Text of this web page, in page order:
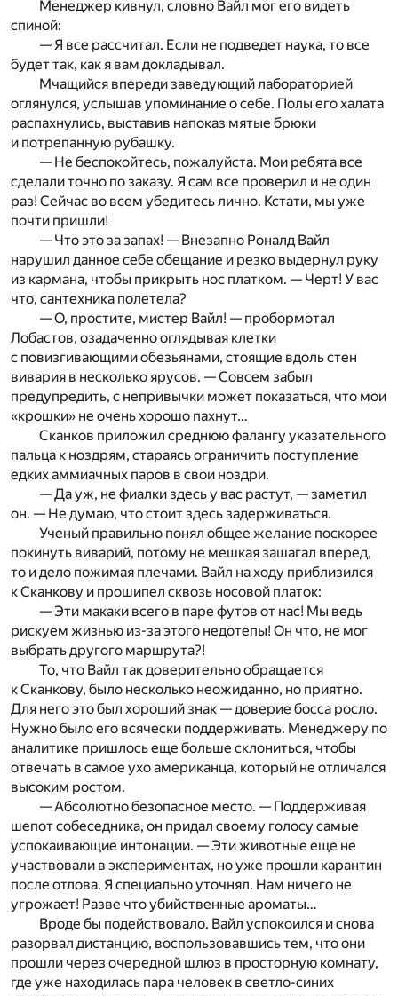
Менеджер кивнул, словно Вайл мог его видеть
спиной:
— Я все рассчитал. Если не подведет наука, то все
будет так, как я вам докладывал.
Мчащийся впереди заведующий лабораторией
оглянулся, услышав упоминание о себе. Полы его халата
распахнулись, выставив напоказ мятые брюки
и потрепанную рубашку.
— Не беспокойтесь, пожалуйста. Мои ребята все
сделали точно по заказу. Я сам все проверил и не один
раз! Сейчас во всем убедитесь лично. Кстати, мы уже
почти пришли!
— Что это за запах! — Внезапно Роналд Вайл
нарушил данное себе обещание и резко выдернул руку
из кармана, чтобы прикрыть нос платком. — Черт! У вас
что, сантехника полетела?
— О, простите, мистер Вайл! — пробормотал
Лобастов, озадаченно оглядывая клетки
с повизгивающими обезьянами, стоящие вдоль стен
вивария в несколько ярусов. — Совсем забыл
предупредить, с непривычки может показаться, что мои
«крошки» не очень хорошо пахнут…
Сканков приложил среднюю фалангу указательного
пальца к ноздрям, стараясь ограничить поступление
едких аммиачных паров в свои ноздри.
— Да уж, не фиалки здесь у вас растут, — заметил
он. — Не думаю, что стоит здесь задерживаться.
Ученый правильно понял общее желание поскорее
покинуть виварий, потому не мешкая зашагал вперед,
то и дело пожимая плечами. Вайл на ходу приблизился
к Сканкову и прошипел сквозь носовой платок:
— Эти макаки всего в паре футов от нас! Мы ведь
рискуем жизнью из-за этого недотепы! Он что, не мог
выбрать другого маршрута?!
То, что Вайл так доверительно обращается
к Сканкову, было несколько неожиданно, но приятно.
Для него это был хороший знак — доверие босса росло.
Нужно было его всячески поддерживать. Менеджеру по
аналитике пришлось еще больше склониться, чтобы
отвечать в самое ухо американца, который не отличался
высоким ростом.
— Абсолютно безопасное место. — Поддерживая
шепот собеседника, он придал своему голосу самые
успокаивающие интонации. — Эти животные еще не
участвовали в экспериментах, но уже прошли карантин
после отлова. Я специально уточнял. Нам ничего не
угрожает! Разве что убийственные ароматы…
Вроде бы подействовало. Вайл успокоился и снова
разорвал дистанцию, воспользовавшись тем, что они
прошли через очередной шлюз в просторную комнату,
где уже находилась пара человек в светло-синих